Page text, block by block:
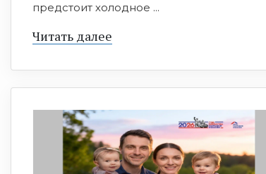
предстоит холодное ...
Читать далее